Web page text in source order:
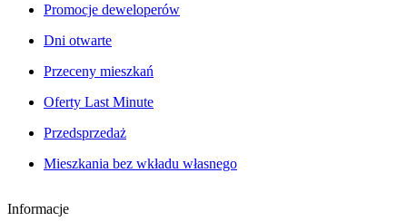
Promocje deweloperów
Dni otwarte
Przeceny mieszkań
Oferty Last Minute
Przedsprzedaż
Mieszkania bez wkładu własnego
Informacje